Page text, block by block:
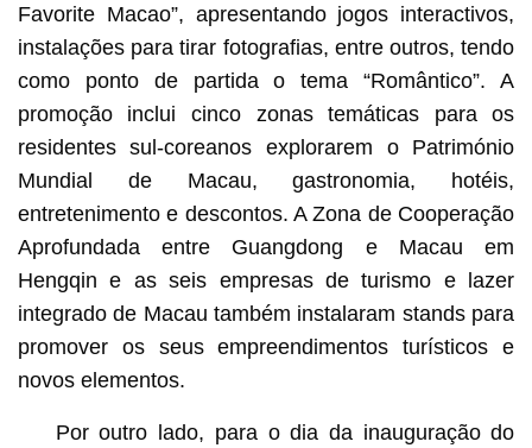
Favorite Macao”, apresentando jogos interactivos,
instalações para tirar fotografias, entre outros, tendo
como ponto de partida o tema “Romântico”. A
promoção inclui cinco zonas temáticas para os
residentes sul-coreanos explorarem o Património
Mundial de Macau, gastronomia, hotéis,
entretenimento e descontos. A Zona de Cooperação
Aprofundada entre Guangdong e Macau em
Hengqin e as seis empresas de turismo e lazer
integrado de Macau também instalaram stands para
promover os seus empreendimentos turísticos e
novos elementos.
Por outro lado, para o dia da inauguração do